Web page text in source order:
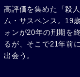
高評価を集めた「殺
ム・サスペンス。19
ォンが20年の刑期を
るが、そこで21年前
出会う。